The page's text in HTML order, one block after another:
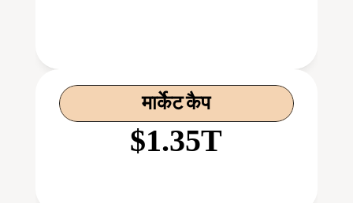
मार्केट कैप
$1.35T